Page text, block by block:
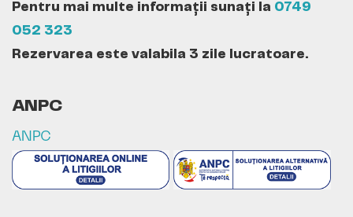
Pentru mai multe informații sunați la 0749
052 323
Rezervarea este valabila 3 zile lucratoare.
ANPC
ANPC